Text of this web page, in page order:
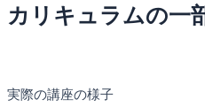
カリキュラムの一
実際の講座の様子